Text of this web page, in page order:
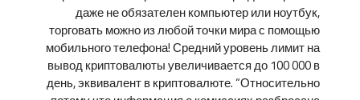
даже не обязателен компьютер или ноутбук,
торговать можно из любой точки мира с помощью
мобильного телефона! Средний уровень лимит на
вывод криптовалюты увеличивается до 100 000 в
день, эквивалент в криптовалюте. “Относительно